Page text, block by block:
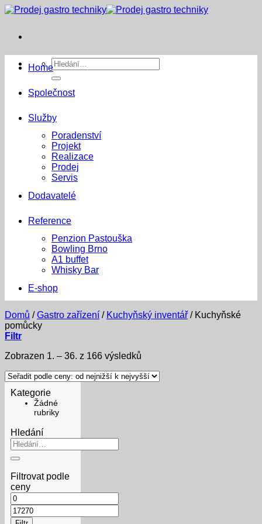
Přeskočit
Hledat:
Home
Společnost
Služby
Poradenství
Projekt
Realizace
Prodej
Servis
Dodavatelé
Reference
Penzion Pastouška
Bowling Brno
A1 buffet
Whisky Bar
E-shop
Domů / Gastro zařízení / Kuchyňský inventář /Kuchyňské
pomůcky
Filtr
Zobrazen 1. – 36. z 166 výsledků
price:
Kategorie
Žádné
rubriky
Hledání
Hledat:
Filtrovat podle
ceny
Minimální
cena
Maximální
cena